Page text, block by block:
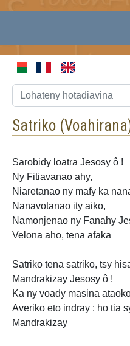
Satriko (Voahirana
Sarobidy loatra Jesosy ô !
Ny Fitiavanao ahy,
Niaretanao ny mafy ka
Nanavotanao ity aiko,
Namonjenao ny Fanahy
Velona aho, tena afaka
Satriko tena satriko, tsy
Mandrakizay Jesosy ô !
Ka ny voady masina
Averiko eto indray : ho tia
Mandrakizay